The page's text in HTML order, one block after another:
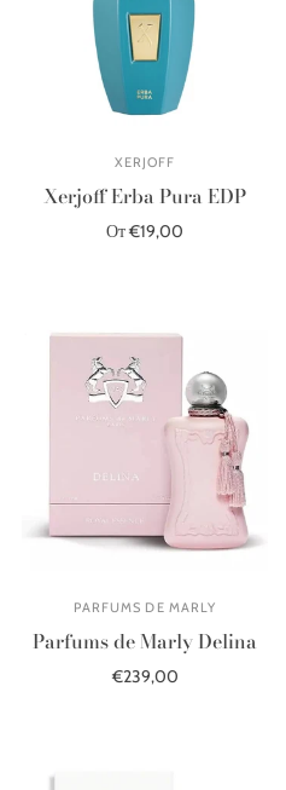
XERJOFF
Xerjoff Erba Pura EDP
От €19,00
PARFUMS DE MARLY
Parfums de Marly Delina
€239,00